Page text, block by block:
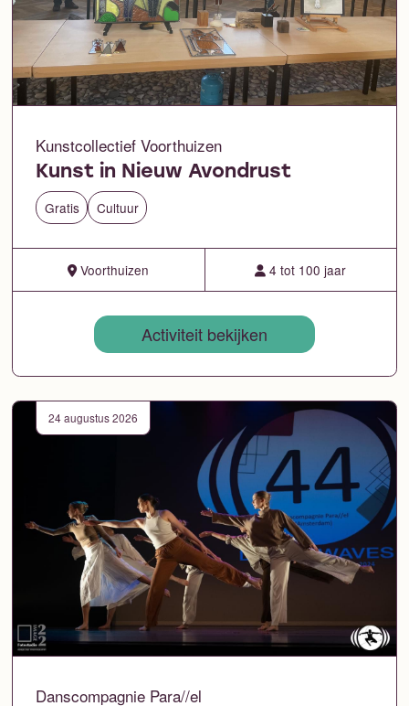
Kunstcollectief Voorthuizen
Kunst in Nieuw Avondrust
Gratis Cultuur
Voorthuizen 4 tot 100 jaar
Activiteit bekijken
24 augustus 2026
Danscompagnie Para//el